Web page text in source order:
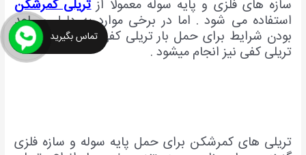
سازه های فلزی و پایه سوله معمولا ازتریلی کمرشکن
استفاده می شود . اما در برخی موارد به دلیل مساعد
بودن شرایط برای حمل بار تریلی کفی ، این خدمات با
تریلی کفی نیز انجام میشود .
تریلی های کمرشکن برای حمل پایه سوله و سازه فلزی
تماس بگیرید